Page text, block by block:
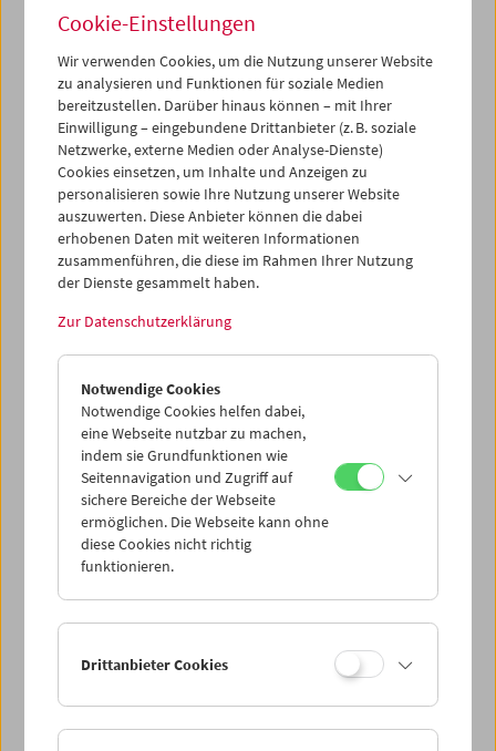
Werkaufnahmen zu der
auch die Stummfilmalben mit einzigartigen Fotomotiven
aus den Jahren 1913-1923 hervorstechen. Die Alben
stammen aus dem Nachlass der Schauspielerin und
Produzentin Lilly Marischka und befinden sich seit 1978 in
der Filmbezogenen Sammlung. Im Katalog zur
Ausstellung sind Paolo Caneppele und Günter Krenn mit
Beiträgen zum Stummfilmschaffen der Marischkas, sowie
zu Leben und Schaffen von Georg und Franz Marischka
vertreten.
Theatermuseum
Blog Following Filmmit dem Beitrag "Der Mann mit dem
goldenen Pinsel" von Paolo Caneppele und Günter Krenn
Cookie-Einstellungen
Wir verwenden Cookies, um die Nutzung unserer Website
zu analysieren und Funktionen für soziale Medien
bereitzustellen. Darüber hinaus können – mit Ihrer
Einwilligung – eingebundene Drittanbieter (z. B. soziale
Netzwerke, externe Medien oder Analyse-Dienste)
Cookies einsetzen, um Inhalte und Anzeigen zu
personalisieren sowie Ihre Nutzung unserer Website
auszuwerten. Diese Anbieter können die dabei
erhobenen Daten mit weiteren Informationen
zusammenführen, die diese im Rahmen Ihrer Nutzung
der Dienste gesammelt haben.
Zur Datenschutzerklärung
Notwendige Cookies
Notwendige Cookies helfen dabei,
eine Webseite nutzbar zu machen,
indem sie Grundfunktionen wie
Seitennavigation und Zugriff auf
sichere Bereiche der Webseite
ermöglichen. Die Webseite kann ohne
diese Cookies nicht richtig
funktionieren.
Drittanbieter Cookies